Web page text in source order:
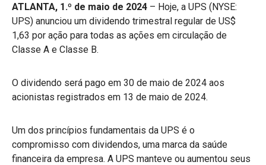
ATLANTA, 1.º de maio de 2024 – Hoje, a UPS (NYSE:
UPS) anunciou um dividendo trimestral regular de US$
1,63 por ação para todas as ações em circulação de
Classe A e Classe B.
O dividendo será pago em 30 de maio de 2024 aos
acionistas registrados em 13 de maio de 2024.
Um dos princípios fundamentais da UPS é o
compromisso com dividendos, uma marca da saúde
financeira da empresa. A UPS manteve ou aumentou seus